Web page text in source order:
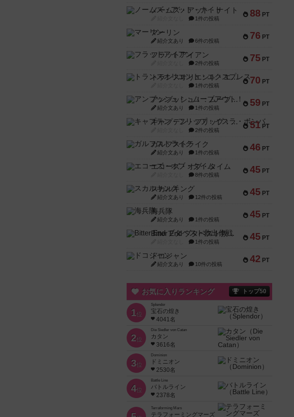
88 PT
ノームズ・アット・ナイト
1件の投稿
76 PT
マーリン
紹介文あり 6件の投稿
75 PT
フラットアイアン
2件の投稿
70 PT
トランスオリエント・エクスプレス
1件の投稿
59 PT
アンブッシュ！：ムーブアウト！
紹介文あり 1件の投稿
51 PT
キャプテン・フリップ：イスラ・ボンバ
2件の投稿
46 PT
ガルフストライク
紹介文あり 1件の投稿
45 PT
エコーズ・オブ・タイム
8件の投稿
45 PT
スカルキング
紹介文あり 12件の投稿
45 PT
海兵隊
紹介文あり 1件の投稿
45 PT
Bitter End ブタペスト救出作戦
1件の投稿
42 PT
ドコジャン
紹介文あり 10件の投稿
お気に入りランキング トップ50
1位
Splendor
宝石の煌き
4041名
2位
Die Siedler von Catan
カタン
3616名
3位
Dominion
ドミニオン
2530名
4位
Battle Line
バトルライン
2378名
Terraforming Mars
テラフォーミングマーズ